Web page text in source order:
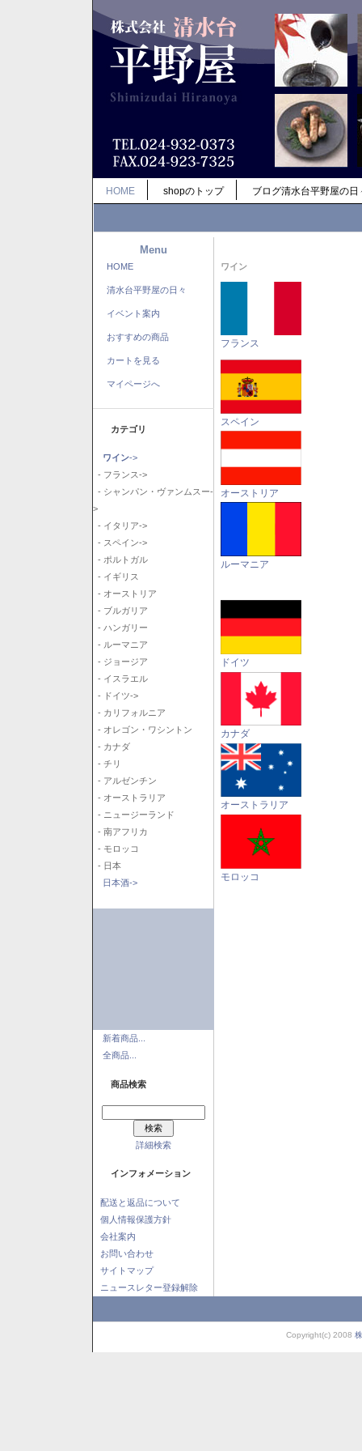
HOME shopのトップ ブログ清水台平野屋の日
Menu
HOME
清水台平野屋の日々
イベント案内
おすすめの商品
カートを見る
マイページへ
カテゴリ
ワイン->
- フランス->
- シャンパン・ヴァンムスー-
>
- イタリア->
- スペイン->
- ポルトガル
- イギリス
- オーストリア
- ブルガリア
- ハンガリー
- ルーマニア
- ジョージア
- イスラエル
- ドイツ->
- カリフォルニア
- オレゴン・ワシントン
- カナダ
- チリ
- アルゼンチン
- オーストラリア
- ニュージーランド
- 南アフリカ
- モロッコ
- 日本
日本酒->
新着商品...
全商品...
商品検索
詳細検索
インフォメーション
配送と返品について
個人情報保護方針
会社案内
お問い合わせ
サイトマップ
ニュースレター登録解除
ワイン
フランス
スペイン
オーストリア
ルーマニア
ドイツ
カナダ
オーストラリア
モロッコ
Copyright(c) 2008